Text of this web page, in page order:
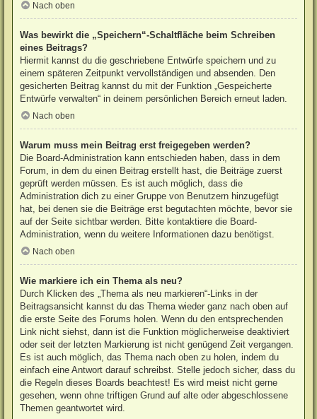
Nach oben
Was bewirkt die „Speichern“-Schaltfläche beim Schreiben
eines Beitrags?
Hiermit kannst du die geschriebene Entwürfe speichern und zu
einem späteren Zeitpunkt vervollständigen und absenden. Den
gesicherten Beitrag kannst du mit der Funktion „Gespeicherte
Entwürfe verwalten“ in deinem persönlichen Bereich erneut laden.
Nach oben
Warum muss mein Beitrag erst freigegeben werden?
Die Board-Administration kann entschieden haben, dass in dem
Forum, in dem du einen Beitrag erstellt hast, die Beiträge zuerst
geprüft werden müssen. Es ist auch möglich, dass die
Administration dich zu einer Gruppe von Benutzern hinzugefügt
hat, bei denen sie die Beiträge erst begutachten möchte, bevor sie
auf der Seite sichtbar werden. Bitte kontaktiere die Board-
Administration, wenn du weitere Informationen dazu benötigst.
Nach oben
Wie markiere ich ein Thema als neu?
Durch Klicken des „Thema als neu markieren“-Links in der
Beitragsansicht kannst du das Thema wieder ganz nach oben auf
die erste Seite des Forums holen. Wenn du den entsprechenden
Link nicht siehst, dann ist die Funktion möglicherweise deaktiviert
oder seit der letzten Markierung ist nicht genügend Zeit vergangen.
Es ist auch möglich, das Thema nach oben zu holen, indem du
einfach eine Antwort darauf schreibst. Stelle jedoch sicher, dass du
die Regeln dieses Boards beachtest! Es wird meist nicht gerne
gesehen, wenn ohne triftigen Grund auf alte oder abgeschlossene
Themen geantwortet wird.